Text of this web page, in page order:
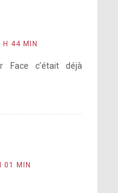
44 MIN
Face c’était déjà
01 MIN